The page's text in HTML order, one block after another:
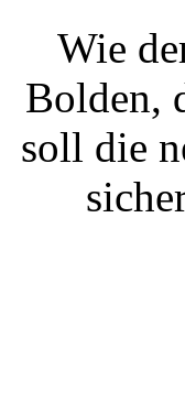
Wie
Bolden,
soll die